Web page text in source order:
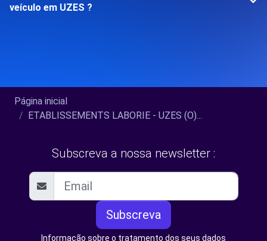
veículo em UZES ?
Página inicial
ETABLISSEMENTS LABORIE - UZES (O)...
Subscreva a nossa newsletter :
Subscreva
Informação sobre o tratamento dos seus dados